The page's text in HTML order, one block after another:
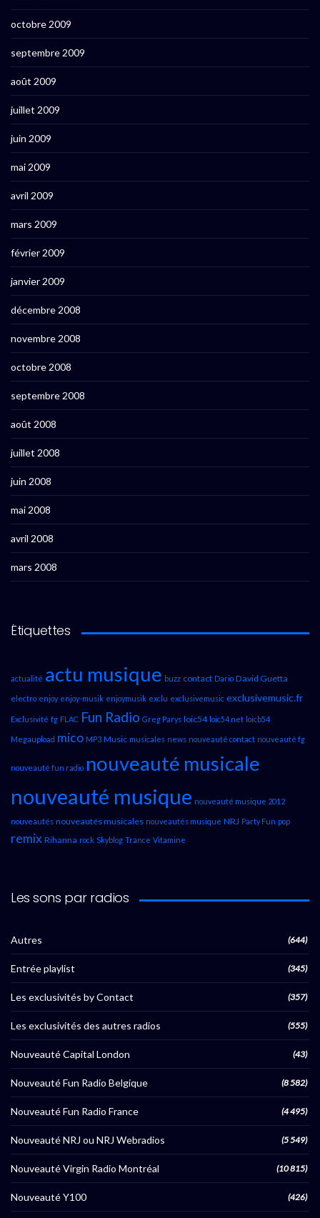
octobre 2009
septembre 2009
août 2009
juillet 2009
juin 2009
mai 2009
avril 2009
mars 2009
février 2009
janvier 2009
décembre 2008
novembre 2008
octobre 2008
septembre 2008
août 2008
juillet 2008
juin 2008
mai 2008
avril 2008
mars 2008
Étiquettes
actualité actu musique buzz contact Dario David Guetta
electro enjoy enjoy-musik enjoymusik exclu exclusivemusic exclusivemusic.fr
Exclusivité fg FLAC Fun Radio Greg Parys loic54 loic54.net loicb54
Megaupload mico MP3 Music musicales news nouveauté contact nouveauté fg
nouveauté fun radio nouveauté musicale
nouveauté musique nouveauté musique 2012
nouveautés nouveautés musicales nouveautés musique NRJ Party Fun pop
remix Rihanna rock Skyblog Trance Vitamine
Les sons par radios
Autres (644)
Entrée playlist (345)
Les exclusivités by Contact (357)
Les exclusivités des autres radios (555)
Nouveauté Capital London (43)
Nouveauté Fun Radio Belgique (8 582)
Nouveauté Fun Radio France (4 495)
Nouveauté NRJ ou NRJ Webradios (5 549)
Nouveauté Virgin Radio Montréal (10 815)
Nouveauté Y100 (426)